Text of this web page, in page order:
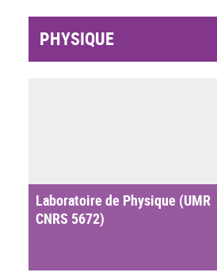
PHYSIQUE
Laboratoire de Physique (UMR
CNRS 5672)